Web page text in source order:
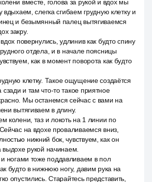
вместе, голова за рукой и вдох мы
вдыхаем, слегка сгибаем грудную клетку и
и безымянный палец вытягиваемся
закру.
повернулись, удлинив как будто спину
отдела, и в начале поясницы
как в момент поворота как будто
клетку. Такое ощущение создаётся
и там что-то такое приятное
Мы останемся сейчас с вами на
вытягиваем в длину.
колени, таз и локоть на 1 линии по
на вдохе проваливаемся вниз,
нижний бок, чувствуем, как он
выдохе рукой начинаем.
и ногами тоже поддавливаем в пол
будто в нижнюю ногу, давим рука на
опустились. Старайтесь представить,